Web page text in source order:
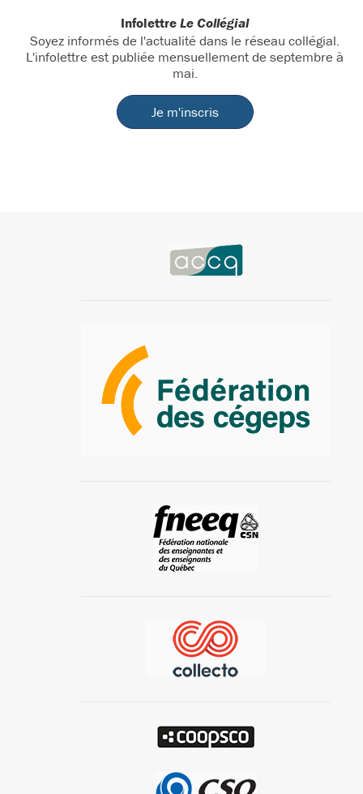
InfolettreLe Collégial
Soyez informés de l'actualité dans le réseau collégial.
L'infolettre est publiée mensuellement de septembre à
mai.
Je m'inscris